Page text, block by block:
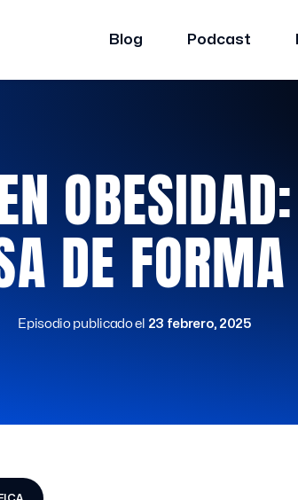
Blog Podcast
DE
Episodio publicado el 23 febrero, 2025